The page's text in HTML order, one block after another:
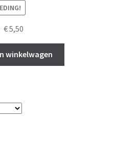
Oorspronkelijke
6,50.
€5,50
is:
€ 5,50.
winkelwagen